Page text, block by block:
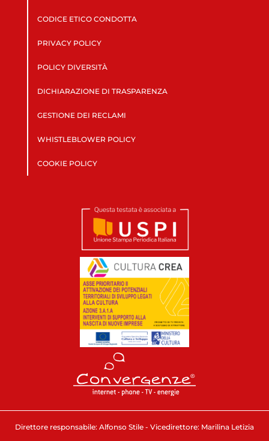
CODICE ETICO CONDOTTA
PRIVACY POLICY
POLICY DIVERSITÀ
DICHIARAZIONE DI TRASPARENZA
GESTIONE DEI RECLAMI
WHISTLEBLOWER POLICY
COOKIE POLICY
Direttore responsabile: Alfonso Stile - Vicedirettore: Marilina Letizia